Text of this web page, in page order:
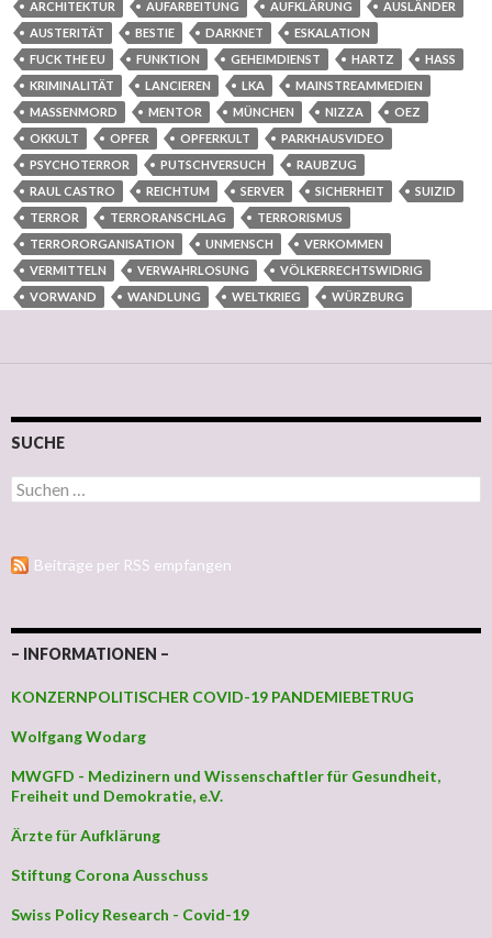
ARCHITEKTUR
AUFARBEITUNG AUFKLÄRUNG
AUSLÄNDER
AUSTERITÄT
BESTIE DARKNET
ESKALATION
FUCK THE EU
FUNKTION GEHEIMDIENST HARTZ
HASS
KRIMINALITÄT
LANCIEREN LKA
MAINSTREAMMEDIEN
MASSENMORD
MENTOR MÜNCHEN NIZZA
OEZ
OKKULT
OPFER OPFERKULT
PARKHAUSVIDEO
PSYCHOTERROR
PUTSCHVERSUCH
RAUBZUG
RAUL CASTRO
REICHTUM SERVER SICHERHEIT
SUIZID
TERROR
TERRORANSCHLAG
TERRORISMUS
TERRORORGANISATION
UNMENSCH
VERKOMMEN
VERMITTELN
VERWAHRLOSUNG
VÖLKERRECHTSWIDRIG
VORWAND
WANDLUNG WELTKRIEG WÜRZBURG
SUCHE
Suchen nach:
Beiträge per RSS empfangen
– INFORMATIONEN –
KONZERNPOLITISCHER COVID-19 PANDEMIEBETRUG
Wolfgang Wodarg
MWGFD - Medizinern und Wissenschaftler für Gesundheit,
Freiheit und Demokratie, e.V.
Ärzte für Aufklärung
Stiftung Corona Ausschuss
Swiss Policy Research - Covid-19